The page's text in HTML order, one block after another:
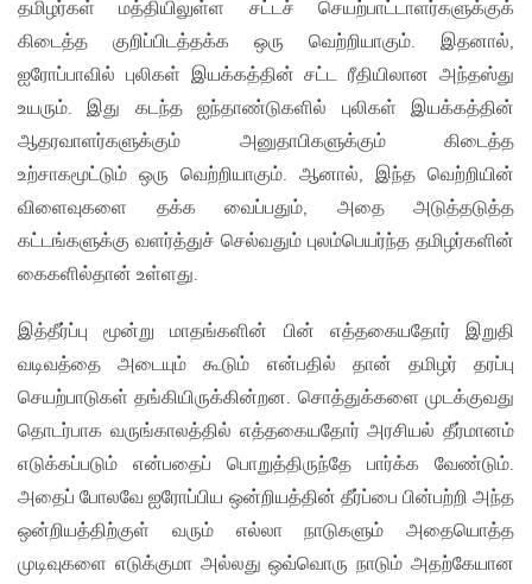
தமிழர்கள் மத்தியிலுள்ள சட்டச் செயற்பாட்டாளர்களுக்குக்
கிடைத்த குறிப்பிடத்தக்க ஒரு வெற்றியாகும். இதனால்,
ஐரோப்பாவில் புலிகள் இயக்கத்தின் சட்ட ரீதியிலான அந்தஸ்து
உயரும். இது கடந்த ஐந்தாண்டுகளில் புலிகள் இயக்கத்தின்
ஆதரவாளர்களுக்கும் அனுதாபிகளுக்கும் கிடைத்த
உற்சாகமூட்டும் ஒரு வெற்றியாகும். ஆனால், இந்த வெற்றியின்
விளைவுகளை தக்க வைப்பதும், அதை அடுத்தடுத்த
கட்டங்களுக்கு வளர்த்துச் செல்வதும் புலம்பெயர்ந்த தமிழர்களின்
கைகளில்தான் உள்ளது.
இத்தீர்ப்பு மூன்று மாதங்களின் பின் எத்தகையதோர் இறுதி
வடிவத்தை அடையும் கூடும் என்பதில் தான் தமிழர் தரப்பு
செயற்பாடுகள் தங்கியிருக்கின்றன. சொத்துக்களை முடக்குவது
தொடர்பாக வருங்காலத்தில் எத்தகையதோர் அரசியல் தீர்மானம்
எடுக்கப்படும் என்பதைப் பொறுத்திருந்தே பார்க்க வேண்டும்.
அதைப் போலவே ஐரோப்பிய ஒன்றியத்தின் தீர்ப்பை பின்பற்றி அந்த
ஒன்றியத்திற்குள் வரும் எல்லா நாடுகளும் அதையொத்த
முடிவுகளை எடுக்குமா அல்லது ஒவ்வொரு நாடும் அதற்கேயான